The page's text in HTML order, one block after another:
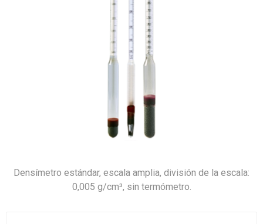
Densímetro estándar, escala amplia, división de la escala:
0,005 g/cm³, sin termómetro.